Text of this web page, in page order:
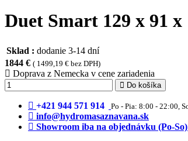
Duet Smart 129 x 91
Sklad : dodanie 3-14 dní
1844 € ( 1499,19 € bez DPH)
Doprava z Nemecka v cene zariadenia
Do košíka
+421 944 571 914 Po - Pia: 8:00 - 22:00,
info@hydromasaznavana.sk
Showroom iba na objednávku (Po-